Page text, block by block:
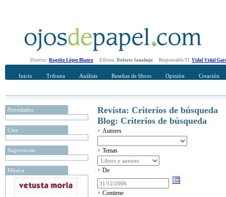
Director: Rogelio López Blanco Editora: Dolores Sanahuja Responsable TI: Vidal Vidal
Inicio Tribuna Análisis Reseñas de libros Opinión Creación
Novedades
Cine
Sugerencias
Música
Revista: Criterios de búsqueda
Blog: Criterios de búsqueda
Autores
Temas
De
Contiene